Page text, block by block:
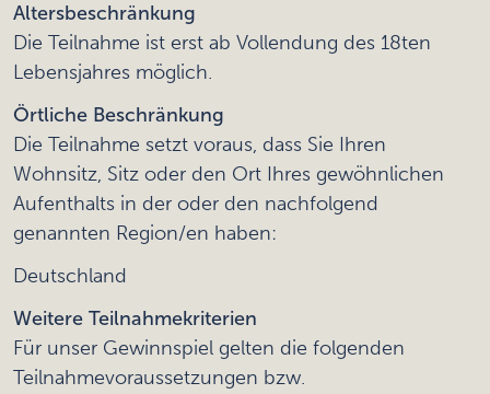
Altersbeschränkung
Die Teilnahme ist erst ab Vollendung des 18ten
Lebensjahres möglich.
Örtliche Beschränkung
Die Teilnahme setzt voraus, dass Sie Ihren
Wohnsitz, Sitz oder den Ort Ihres gewöhnlichen
Aufenthalts in der oder den nachfolgend
genannten Region/en haben:
Deutschland
Weitere Teilnahmekriterien
Für unser Gewinnspiel gelten die folgenden
Teilnahmevoraussetzungen bzw.